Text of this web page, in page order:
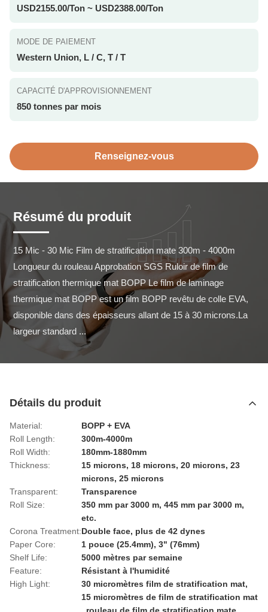
USD2155.00/Ton ~ USD2388.00/Ton
MODE DE PAIEMENT
Western Union, L / C, T / T
CAPACITÉ D'APPROVISIONNEMENT
850 tonnes par mois
Renseignez-vous
Résumé du produit
15 Mic - 30 Mic Film de stratification mate 300m - 4000m
Longueur du rouleau Approbation SGS Ruloir de film de
stratification thermique mat BOPP Le film de laminage
thermique mat BOPP est un film BOPP revêtu de colle EVA,
disponible dans des épaisseurs allant de 15 à 30 microns.La
largeur standard ...
Détails du produit
Material:
BOPP + EVA
Roll Length:
300m-4000m
Roll Width:
180mm-1880mm
Thickness:
15 microns, 18 microns, 20 microns, 23
microns, 25 microns
Transparent:
Transparence
Roll Size:
350 mm par 3000 m, 445 mm par 3000 m,
etc.
Corona Treatment:Double face, plus de 42 dynes
Paper Core:
1 pouce (25.4mm), 3" (76mm)
Shelf Life:
5000 mètres par semaine
Feature:
Résistant à l'humidité
High Light:
30 micromètres film de stratification mat,
15 micromètres de film de stratification mat